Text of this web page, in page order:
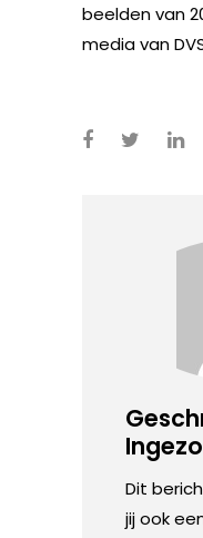
beelden van
media van
Dit
jij ook